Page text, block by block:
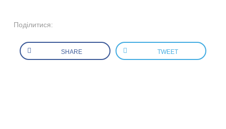
Поділитися:
SHARE TWEET